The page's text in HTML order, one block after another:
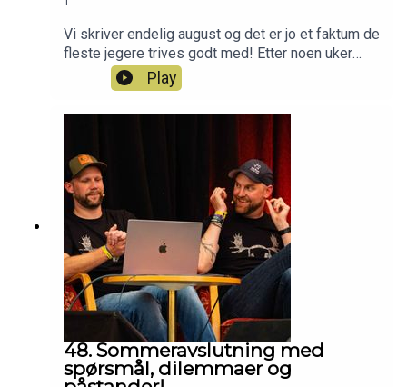
Vi skriver endelig august og det er jo et faktum de
fleste jegere trives godt med! Etter noen uker
med ferie er vi klare for mer podkast og nå er
sesong 17 (!!!) av Jegerpodden i gang. Vi tar en
liten oppsummering på stort å smått siden sist vi
årets jakthøst for vår del.Har du også lyst til å bli
med i Norges beste jaktlag? Da er du velkommen
inn som Patreon her:
https://www.patreon.com/jegerpodden
Play
48. Sommeravslutning med
spørsmål, dilemmaer og